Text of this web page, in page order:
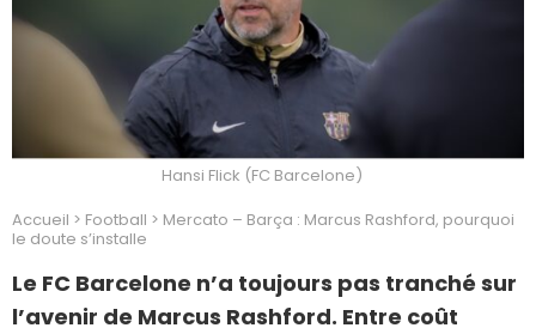
Hansi Flick (FC Barcelone)
Accueil > Football > Mercato – Barça : Marcus Rashford, pourquoi
le doute s’installe
Le FC Barcelone n’a toujours pas tranché sur
l’avenir de Marcus Rashford. Entre coût